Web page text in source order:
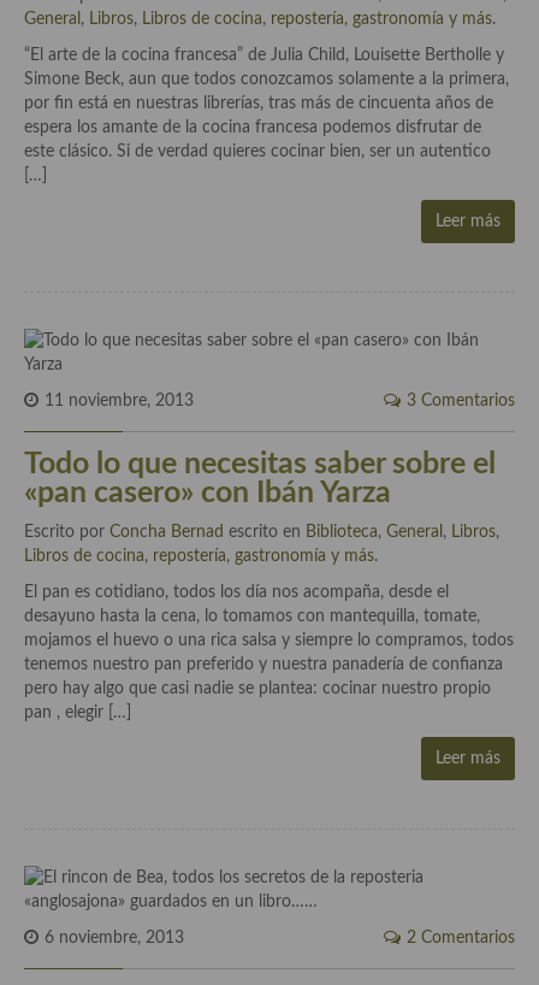
Cocina China
Cocina del Pacifico
Cocina filipina
Cocina Sudafrinaca
Cocina Sefardí
Cocina Yoshoku
Cocina callejera
Cocina fusión
Cocinas de España
Cocina Andaluza
Cocina Aragonesa
Cocina Canaria
Cocina Castilla – La Mancha
General , Libros, Libros de cocina, repostería, gastronomía y más.
“El arte de la cocina francesa” de Julia Child, Louisette Bertholle y
Simone Beck, aun que todos conozcamos solamente a la primera,
por fin está en nuestras librerías, tras más de cincuenta años de
espera los amante de la cocina francesa podemos disfrutar de
este clásico. Si de verdad quieres cocinar bien, ser un autentico
[…]
Leer más
11 noviembre, 2013 3 Comentarios
Todo lo que necesitas saber sobre el
«pan casero» con Ibán Yarza
Escrito por Concha Bernad escrito en Biblioteca, General , Libros,
Libros de cocina, repostería, gastronomía y más.
El pan es cotidiano, todos los día nos acompaña, desde el
desayuno hasta la cena, lo tomamos con mantequilla, tomate,
mojamos el huevo o una rica salsa y siempre lo compramos, todos
tenemos nuestro pan preferido y nuestra panadería de confianza
pero hay algo que casi nadie se plantea: cocinar nuestro propio
pan , elegir […]
Leer más
6 noviembre, 2013 2 Comentarios